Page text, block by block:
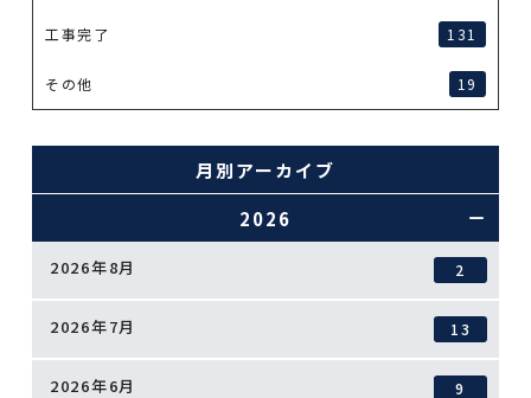
工事完了 131
その他 19
月別アーカイブ
2026
2026年8月 2
2026年7月 13
2026年6月 9